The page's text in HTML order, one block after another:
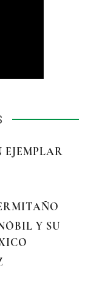
EJEMPLAR
Y SU